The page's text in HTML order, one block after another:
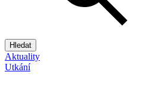
Hledat
Aktuality
Utkání